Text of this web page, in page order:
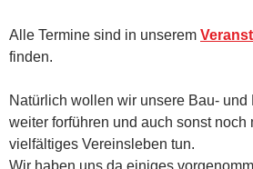
Alle Termine sind in unserem
finden.
Natürlich wollen wir unsere Bau- und
weiter forführen und auch sonst noch
vielfältiges Vereinsleben tun.